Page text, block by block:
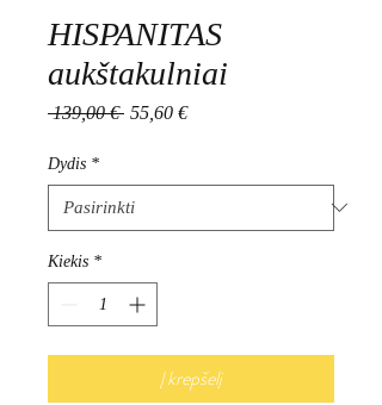
HISPANITAS
aukštakulniai
139,00 € Įprastinė
55,60 €Pardavimo
Dydis *
Kiekis *
Į krepšelį